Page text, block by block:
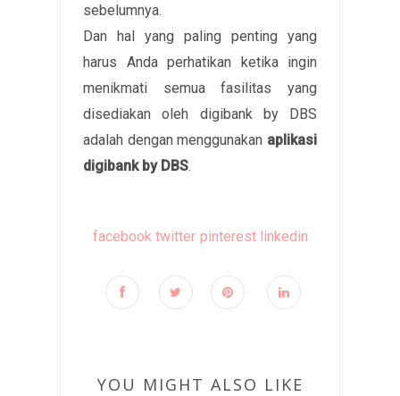
sebelumnya.
Dan hal yang paling penting yang
harus Anda perhatikan ketika ingin
menikmati semua fasilitas yang
disediakan oleh digibank by DBS
adalah dengan menggunakan aplikasi
digibank by DBS.
facebook twitter pinterest linkedin
YOU MIGHT ALSO LIKE